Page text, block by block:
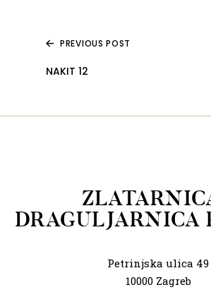
PREVIOUS POST
NAKIT 12
DRAGULJARNICA
Petrinjska ulica 49
10000 Zagreb